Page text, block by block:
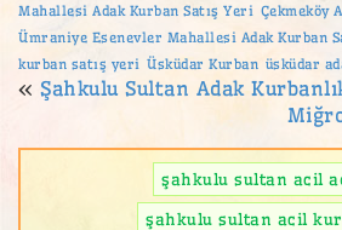
Mahallesi Adak Kurban Satış Yeri Çekmeköy
Ümraniye Esenevler Mahallesi Adak Kurban
kurban satış yeri Üsküdar Kurban üsküdar
« Şahkulu Sultan Adak
şahkulu sultan acil
şahkulu sultan acil